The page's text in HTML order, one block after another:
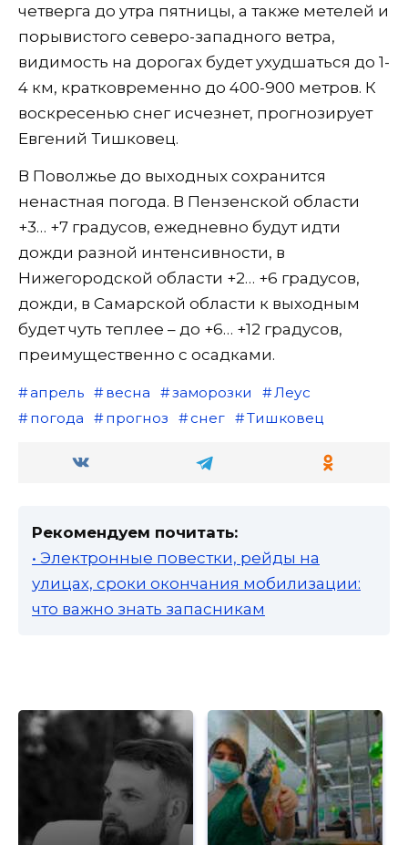
четверга до утра пятницы, а также метелей и
порывистого северо-западного ветра,
видимость на дорогах будет ухудшаться до 1-
4 км, кратковременно до 400-900 метров. К
воскресенью снег исчезнет, прогнозирует
Евгений Тишковец.
В Поволжье до выходных сохранится
ненастная погода. В Пензенской области
+3… +7 градусов, ежедневно будут идти
дожди разной интенсивности, в
Нижегородской области +2… +6 градусов,
дожди, в Самарской области к выходным
будет чуть теплее – до +6… +12 градусов,
преимущественно с осадками.
апрель весна заморозки
Леус
погода
прогноз снег Тишковец
Рекомендуем почитать:
• Электронные повестки, рейды на
улицах, сроки окончания мобилизации:
что важно знать запасникам